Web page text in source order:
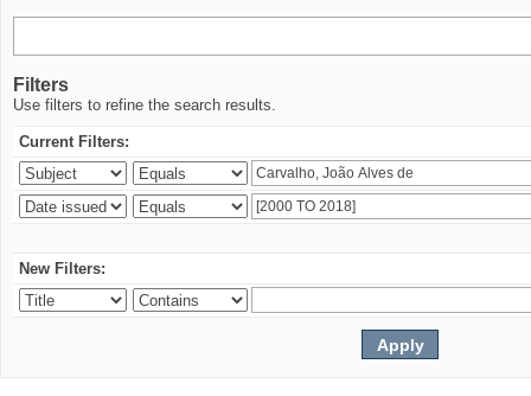
Filters
Use filters to refine the search results.
Current Filters:
New Filters: